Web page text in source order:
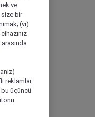
ve
size bir
(vi)
reklamlar
üçüncü